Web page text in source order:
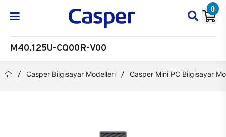
0
M40.125U-CQ00R-V00
Casper Bilgisayar Modelleri Casper Mini PC Bilgisayar